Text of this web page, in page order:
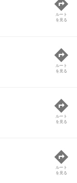
ルート
を見る
ルート
を見る
ルート
を見る
ルート
を見る